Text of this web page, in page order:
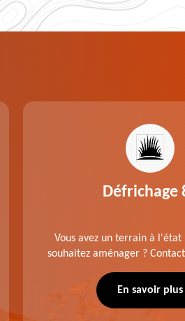
Défrichage
Vous avez un terrain à l'état
souhaitez aménager ?
80 Somme. Travail suivant
En savoir plus